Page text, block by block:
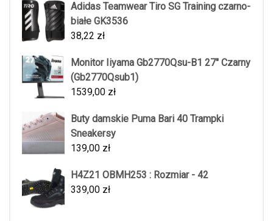
Adidas Teamwear Tiro SG Training czarno-
białe GK3536
38,22 zł
Monitor Iiyama Gb2770Qsu-B1 27" Czarny
(Gb2770Qsub1)
1539,00 zł
Buty damskie Puma Bari 40 Trampki
Sneakersy
139,00 zł
H4Z21 OBMH253 : Rozmiar - 42
339,00 zł